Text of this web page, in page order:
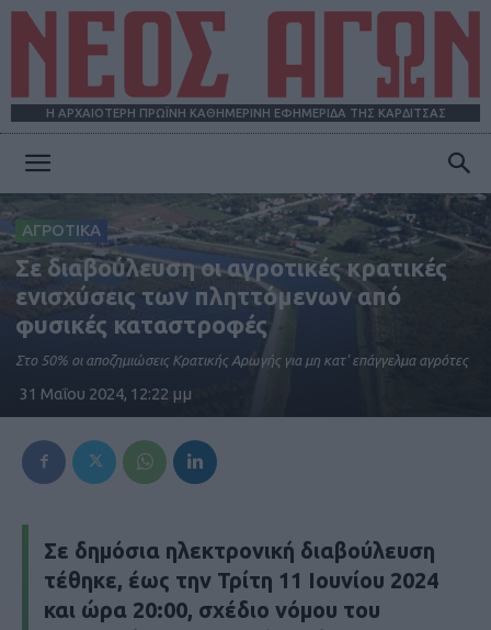
Η ΑΡΧΑΙΟΤΕΡΗ ΠΡΩΪΝΗ ΚΑΘΗΜΕΡΙΝΗ ΕΦΗΜΕΡΙΔΑ ΤΗΣ ΚΑΡΔΙΤΣΑΣ
ΑΓΩΝ
ΑΓΡΟΤΙΚΑ
Σε διαβούλευση οι αγροτικές κρατικές
ενισχύσεις των πληττόμενων από
φυσικές καταστροφές
Στο 50% οι αποζημιώσεις Κρατικής Αρωγής για μη κατ' επάγγελμα αγρότες
31 Μαΐου 2024, 12:22 μμ
Σε δημόσια ηλεκτρονική διαβούλευση
τέθηκε, έως την Τρίτη 11 Ιουνίου 2024
και ώρα 20:00, σχέδιο νόμου του